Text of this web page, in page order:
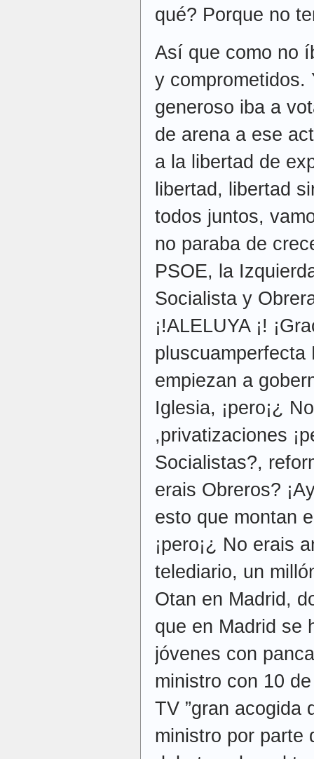
qué? Porque no
Así que como no
y comprometidos.
generoso iba a
de arena a ese
a la libertad de
libertad, libertad
todos juntos,
no paraba de
PSOE, la
Socialista y
¡!ALELUYA ¡!
pluscuamperfecta
empiezan a
Iglesia, ¡pero¡¿
,privatizaciones
Socialistas?,
erais Obreros?
esto que montan
¡pero¡¿ No erais
telediario, un
Otan en Madrid,
que en Madrid se
jóvenes con
ministro con 10
TV ”gran acogida
ministro por parte